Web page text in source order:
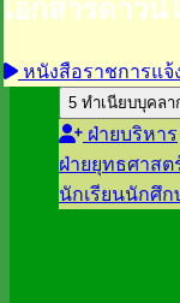
เอกสารดาวน์
หนังสือราชการแจ้
5 ทำเนียบบุคลา
ฝ่ายบริหาร
ฝ่ายยุทธศาส
นักเรียนนักศึก